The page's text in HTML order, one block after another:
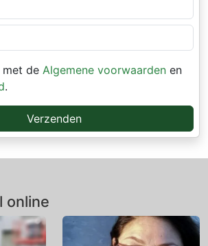
de Algemene voorwaarden en
.
Verzenden
online